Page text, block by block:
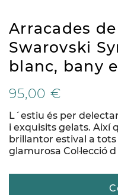
Arracades
Swarovski
blanc, bany
95,00 €
L´estiu és per
i exquisits gelats. Així
brillantor estival a
glamurosa Col·lecció